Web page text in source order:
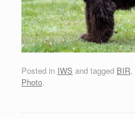
Posted in IWS and tagged BIR,
Photo.